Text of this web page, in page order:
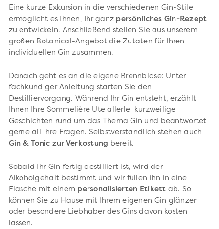
Eine kurze Exkursion in die verschiedenen Gin-Stile
ermöglicht es Ihnen, Ihr ganz persönliches Gin-Rezept
zu entwickeln. Anschließend stellen Sie aus unserem
großen Botanical-Angebot die Zutaten für Ihren
individuellen Gin zusammen.
Danach geht es an die eigene Brennblase: Unter
fachkundiger Anleitung starten Sie den
Destilliervorgang. Während Ihr Gin entsteht, erzählt
Ihnen Ihre Sommelière Ute allerlei kurzweilige
Geschichten rund um das Thema Gin und beantwortet
gerne all Ihre Fragen. Selbstverständlich stehen auch
Gin & Tonic zur Verkostung bereit.
Sobald Ihr Gin fertig destilliert ist, wird der
Alkoholgehalt bestimmt und wir füllen ihn in eine
Flasche mit einem personalisierten Etikett ab. So
können Sie zu Hause mit Ihrem eigenen Gin glänzen
oder besondere Liebhaber des Gins davon kosten
lassen.